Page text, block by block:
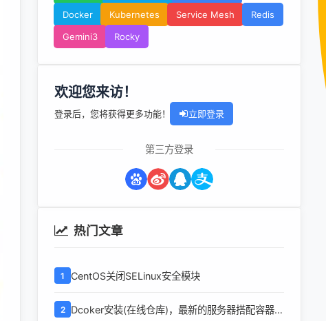
Docker
Kubernetes Service Mesh
Redis
Gemini3
Rocky
欢迎您来访！
登录后，您将获得更多功能！ 立即登录
第三方登录
热门文章
1 CentOS关闭SELinux安全模块
2
Dcoker安装(在线仓库)，最新的服务器搭配容器使